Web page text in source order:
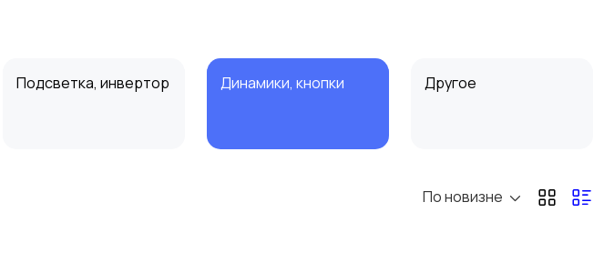
Подсветка, инвертор Динамики, кнопки Другое
По новизне